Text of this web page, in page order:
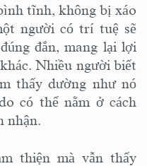
tĩnh, không bị xáo
người có trí tuệ sẽ
đắn, mang lại lợi
Nhiều người biết
thấy dường như nó
có thể nằm ở cách
nhận.
thiện mà vẫn thấy